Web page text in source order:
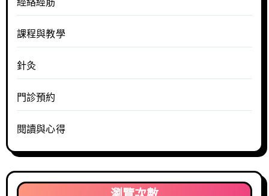
課程與教學
針灸
門診預約
閱讀與心得